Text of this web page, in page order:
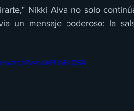
Nikki Alva no solo
un mensaje poderoso: la